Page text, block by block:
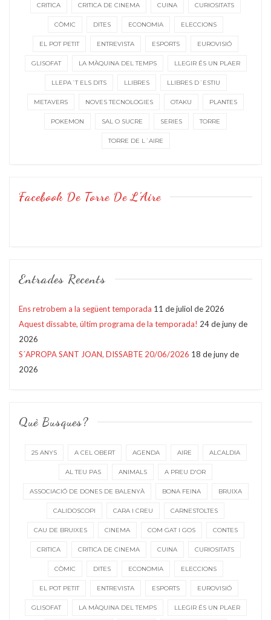
CRITICA CRITICA DE CINEMA CUINA CURIOSITATS
CÒMIC DITES ECONOMIA ELECCIONS
EL POT PETIT ENTREVISTA ESPORTS EUROVISIÓ
GLISOFAT LA MÀQUINA DEL TEMPS LLEGIR ÉS UN PLAER
LLEPA´T ELS DITS LLIBRES LLIBRES D´ESTIU
METAVERS NOVES TECNOLOGIES OTAKU PLANTES
POKEMON SAL O SUCRE SERIES TORRE
TORRE DE L´AIRE
Facebook De Torre De L’Aire
Entrades Recents
Ens retrobem a la següent temporada 11 de juliol de 2026
Aquest dissabte, últim programa de la temporada! 24 de juny de
2026
S´APROPA SANT JOAN, DISSABTE 20/06/2026 18 de juny de
2026
Què Busques?
25 ANYS A CEL OBERT AGENDA AIRE ALCALDIA
AL TEU PAS ANIMALS A PREU D'OR
ASSOCIACIÓ DE DONES DE BALENYÀ BONA FEINA BRUIXA
CALIDOSCOPI CARA I CREU CARNESTOLTES
CAU DE BRUIXES CINEMA COM GAT I GOS CONTES
CRITICA CRITICA DE CINEMA CUINA CURIOSITATS
CÒMIC DITES ECONOMIA ELECCIONS
EL POT PETIT ENTREVISTA ESPORTS EUROVISIÓ
GLISOFAT LA MÀQUINA DEL TEMPS LLEGIR ÉS UN PLAER